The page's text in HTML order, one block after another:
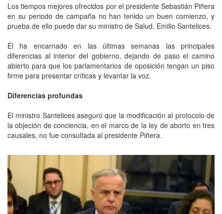
Los tiempos mejores ofrecidos por el presidente Sebastián Piñera
en su periodo de campaña no han tenido un buen comienzo, y
prueba de ello puede dar su ministro de Salud, Emilio Santelices.
Él ha encarnado en las últimas semanas las principales
diferencias al interior del gobierno, dejando de paso el camino
abierto para que los parlamentarios de oposición tengan un piso
firme para presentar críticas y levantar la voz.
Diferencias profundas
El ministro Santelices aseguró que la modificación al protocolo de
la objeción de conciencia, en el marco de la ley de aborto en tres
causales, no fue consultada al presidente Piñera.